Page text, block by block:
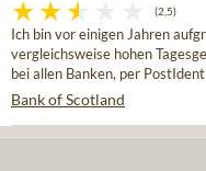
(2,5)
Ich bin vor einigen Jahren
vergleichsweise hohen
bei allen Banken, per
Bank of Scotland